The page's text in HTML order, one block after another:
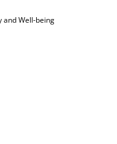
and Well-being